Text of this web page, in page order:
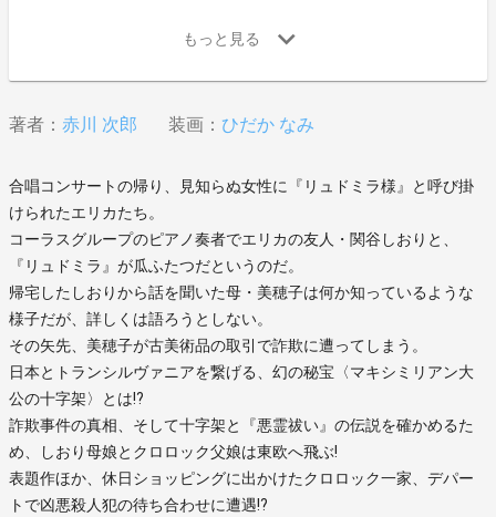
著者： 赤川 次郎 装画： ひだか なみ
合唱コンサートの帰り、見知らぬ女性に『リュドミラ様』と呼び掛
けられたエリカたち。
コーラスグループのピアノ奏者でエリカの友人・関谷しおりと、
『リュドミラ』が瓜ふたつだというのだ。
帰宅したしおりから話を聞いた母・美穂子は何か知っているような
様子だが、詳しくは語ろうとしない。
その矢先、美穂子が古美術品の取引で詐欺に遭ってしまう。
日本とトランシルヴァニアを繋げる、幻の秘宝〈マキシミリアン大
公の十字架〉とは!?
詐欺事件の真相、そして十字架と『悪霊祓い』の伝説を確かめるた
め、しおり母娘とクロロック父娘は東欧へ飛ぶ!
表題作ほか、休日ショッピングに出かけたクロロック一家、デパー
トで凶悪殺人犯の待ち合わせに遭遇!?